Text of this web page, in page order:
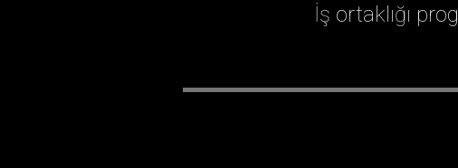
İş ortaklığı